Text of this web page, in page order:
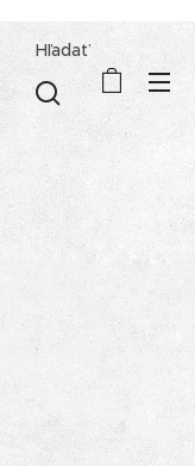
Hľadať